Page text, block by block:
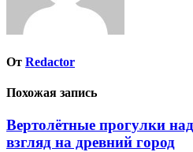
От Redactor
Похожая запись
Вертолётные прогулки
взгляд на древний город